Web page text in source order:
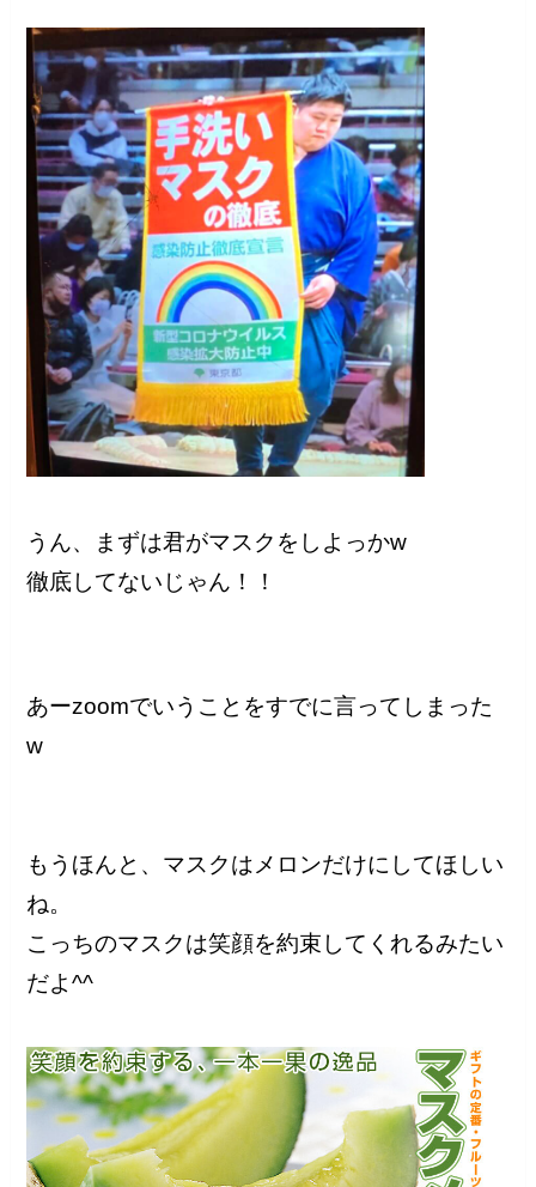
うん、まずは君がマスクをしよっかw
徹底してないじゃん！！
あーzoomでいうことをすでに言ってしまった
w
もうほんと、マスクはメロンだけにしてほしい
ね。
こっちのマスクは笑顔を約束してくれるみたい
だよ^^